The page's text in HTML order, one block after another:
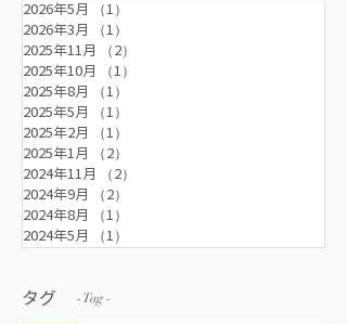
2026年5月 （1）
2026年3月
（1）
2025年11月
（2）
2025年10月
（1）
2025年8月
（1）
2025年5月
（1）
2025年2月
（1）
2025年1月
（2）
2024年11月
（2）
2024年9月
（2）
2024年8月
（1）
2024年5月
（1）
タグ - Tag -